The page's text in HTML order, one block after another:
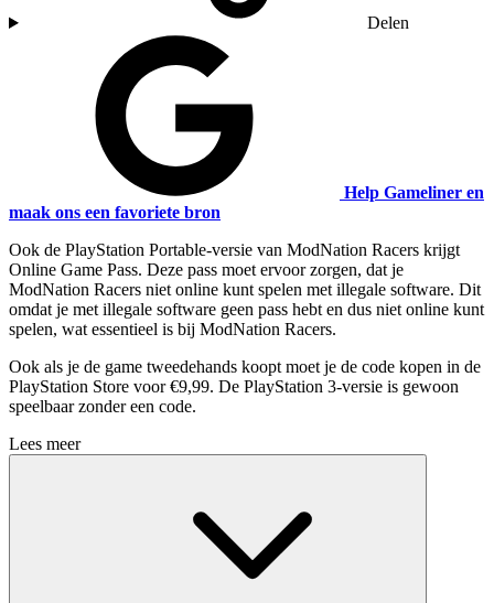
Delen
Help Gameliner en
maak ons een favoriete bron
Ook de PlayStation Portable-versie van ModNation Racers krijgt
Online Game Pass. Deze pass moet ervoor zorgen, dat je
ModNation Racers niet online kunt spelen met illegale software. Dit
omdat je met illegale software geen pass hebt en dus niet online kunt
spelen, wat essentieel is bij ModNation Racers.
Ook als je de game tweedehands koopt moet je de code kopen in de
PlayStation Store voor €9,99. De PlayStation 3-versie is gewoon
speelbaar zonder een code.
Lees meer